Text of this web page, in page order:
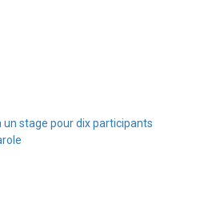
un stage pour dix participants